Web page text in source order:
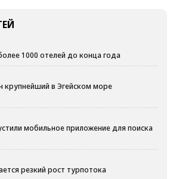
1000 отелей до конца года
крупнейший в Эгейском море
мобильное приложение для поиска
резкий рост турпотока